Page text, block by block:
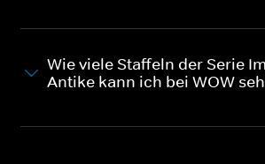
Wie viele Staffeln der Serie
Antike kann ich bei WOW